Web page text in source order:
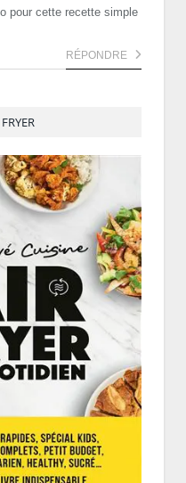
pour cette recette simple
RÉPONDRE